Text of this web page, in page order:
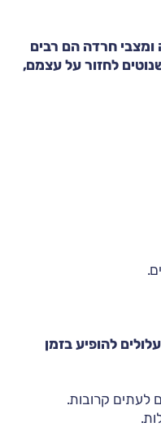
חרדה הם רבים
לחזור על עצמם,
להופיע בזמן
לעתים קרובות.